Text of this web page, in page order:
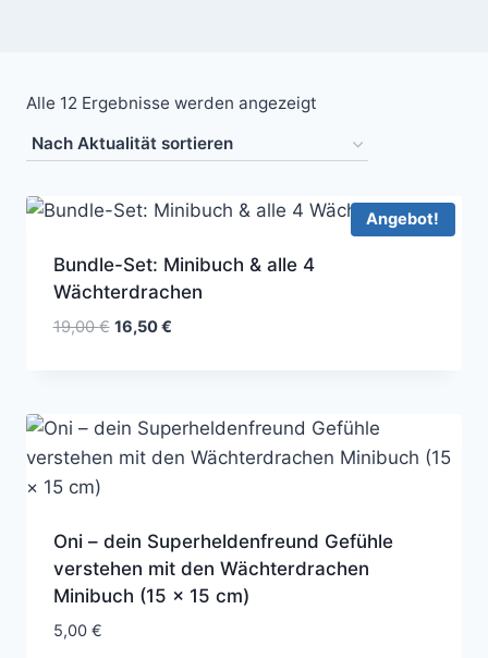
Alle 12 Ergebnisse werden angezeigt
sortiert
Angebot!
Bundle-Set: Minibuch & alle 4
Wächterdrachen
19,00€ Ursprünglicher
16,50€Aktueller
Oni – dein Superheldenfreund Gefühle
verstehen mit den Wächterdrachen
Minibuch (15 × 15 cm)
5,00 €